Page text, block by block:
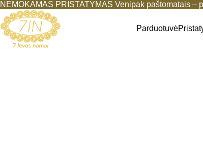
NEMOKAMAS PRISTATYMAS Venipak paštomatais –
Parduotuvė